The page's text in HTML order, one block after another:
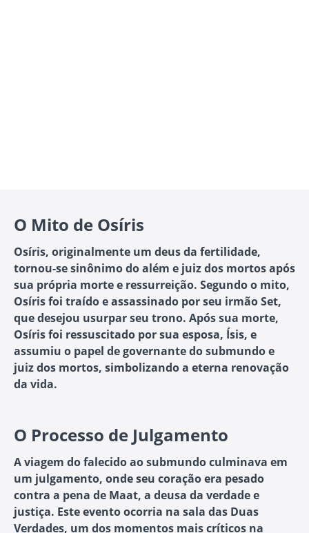
O Mito de Osíris
Osíris, originalmente um deus da fertilidade,
tornou-se sinônimo do além e juiz dos mortos após
sua própria morte e ressurreição. Segundo o mito,
Osíris foi traído e assassinado por seu irmão Set,
que desejou usurpar seu trono. Após sua morte,
Osíris foi ressuscitado por sua esposa, Ísis, e
assumiu o papel de governante do submundo e
juiz dos mortos, simbolizando a eterna renovação
da vida.
O Processo de Julgamento
A viagem do falecido ao submundo culminava em
um julgamento, onde seu coração era pesado
contra a pena de Maat, a deusa da verdade e
justiça. Este evento ocorria na sala das Duas
Verdades, um dos momentos mais críticos na